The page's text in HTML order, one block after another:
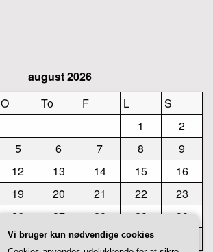
august 2026
O To F L
S
1
2
5 6 7 8
9
12 13 14 15
16
19 20 21 22
23
26 27 28 29
30
Vi bruger kun nødvendige cookies